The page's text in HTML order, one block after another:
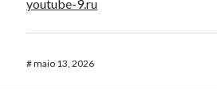
youtube-9.ru
#maio 13, 2026